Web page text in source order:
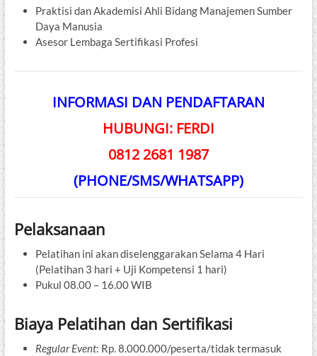
Praktisi dan Akademisi Ahli Bidang Manajemen Sumber
Daya Manusia
Asesor Lembaga Sertifikasi Profesi
INFORMASI DAN PENDAFTARAN
HUBUNGI: FERDI
0812 2681 1987
(PHONE/SMS/WHATSAPP)
Pelaksanaan
Pelatihan ini akan diselenggarakan Selama 4 Hari
(Pelatihan 3 hari + Uji Kompetensi 1 hari)
Pukul 08.00 – 16.00 WIB
Biaya Pelatihan dan Sertifikasi
Regular Event: Rp. 8.000.000/peserta/tidak termasuk